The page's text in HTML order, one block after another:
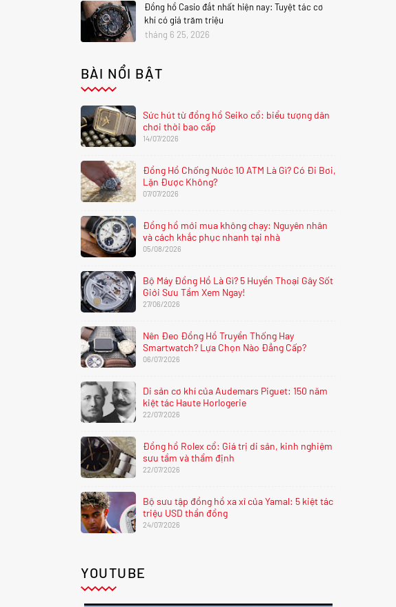
Đồng hồ Casio đắt nhất hiện nay: Tuyệt tác cơ
khí có giá trăm triệu
tháng 6 25, 2026
BÀI NỔI BẬT
Sức hút từ đồng hồ Seiko cổ: biểu tượng dân
chơi thời bao cấp
14/07/2026
Đồng Hồ Chống Nước 10 ATM Là Gì? Có Đi Bơi,
Lặn Được Không?
07/07/2026
Đồng hồ mới mua không chạy: Nguyên nhân
và cách khắc phục nhanh tại nhà
05/08/2026
Bộ Máy Đồng Hồ Là Gì? 5 Huyền Thoại Gây Sốt
Giới Sưu Tầm Xem Ngay!
27/06/2026
Nên Đeo Đồng Hồ Truyền Thống Hay
Smartwatch? Lựa Chọn Nào Đẳng Cấp?
06/07/2026
Di sản cơ khí của Audemars Piguet: 150 năm
kiệt tác Haute Horlogerie
22/07/2026
Đồng hồ Rolex cổ: Giá trị di sản, kinh nghiệm
sưu tầm và thẩm định
22/07/2026
Bộ sưu tập đồng hồ xa xỉ của Yamal: 5 kiệt tác
triệu USD thần đồng
24/07/2026
YOUTUBE